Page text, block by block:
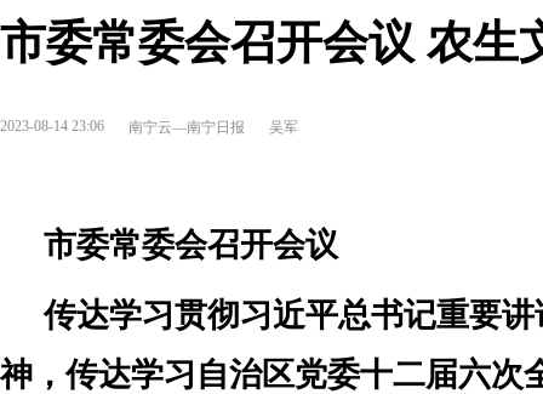
市委常委会召开会议 农生
2023-08-14 23:06 南宁云—南宁日报 吴军
市委常委会召开会议
传达学习贯彻习近平总书记重要
神，传达学习自治区党委十二届六次